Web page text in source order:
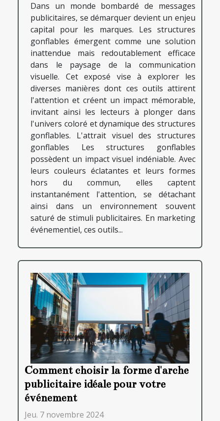
Dans un monde bombardé de messages
publicitaires, se démarquer devient un enjeu
capital pour les marques. Les structures
gonflables émergent comme une solution
inattendue mais redoutablement efficace
dans le paysage de la communication
visuelle. Cet exposé vise à explorer les
diverses manières dont ces outils attirent
l'attention et créent un impact mémorable,
invitant ainsi les lecteurs à plonger dans
l'univers coloré et dynamique des structures
gonflables. L'attrait visuel des structures
gonflables Les structures gonflables
possèdent un impact visuel indéniable. Avec
leurs couleurs éclatantes et leurs formes
hors du commun, elles captent
instantanément l'attention, se détachant
ainsi dans un environnement souvent
saturé de stimuli publicitaires. En marketing
événementiel, ces outils...
Comment choisir la forme d'arche
publicitaire idéale pour votre
événement
Jeu. 7 novembre 2024